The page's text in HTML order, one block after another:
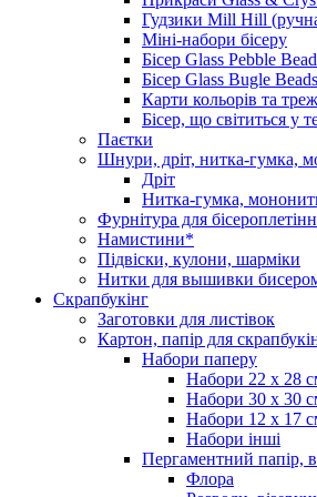
Гудзики Mill Hill
Міні-набори бісеру
Бісер Glass Pebble
Бісер Glass Bugle Beads
Карти кольорів та
Бісер, що світиться у
Паєтки
Шнури, дріт, нитка-гумка,
Дріт
Нитка-гумка,
Фурнітура для
Намистини*
Підвіски, кулони, шарміки
Нитки для вышивки
Скрапбукінг
Заготовки для листівок
Картон, папір для
Набори паперу
Набори 22 х 28
Набори 30 х 30
Набори 12 х 17
Набори інші
Пергаментний папір,
Флора